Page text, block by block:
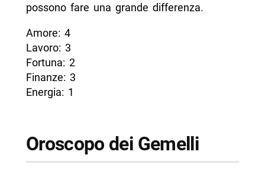
possono fare una grande differenza.
Amore: 4
Lavoro: 3
Fortuna: 2
Finanze: 3
Energia: 1
Oroscopo dei Gemelli